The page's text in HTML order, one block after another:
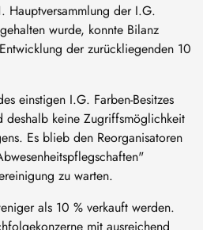
der I.G.
wurde, konnte Bilanz
der zurückliegenden 10
einstigen I.G. Farben-Besitzes
deshalb keine Zugriffsmöglichkeit
Es blieb den Reorganisatoren
zu warten.
als 10 % verkauft werden.
mit ausreichend